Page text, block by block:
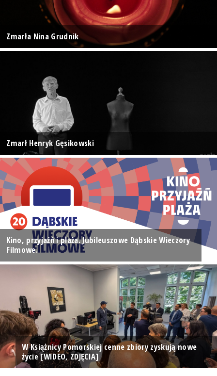
Zmarła Nina Grudnik
Zmarł Henryk Gęsikowski
Kino, przyjaźń i plaża. Jubileuszowe Dąbskie Wieczory
Filmowe.
W Książnicy Pomorskiej cenne zbiory zyskują nowe
życie [WIDEO, ZDJĘCIA]